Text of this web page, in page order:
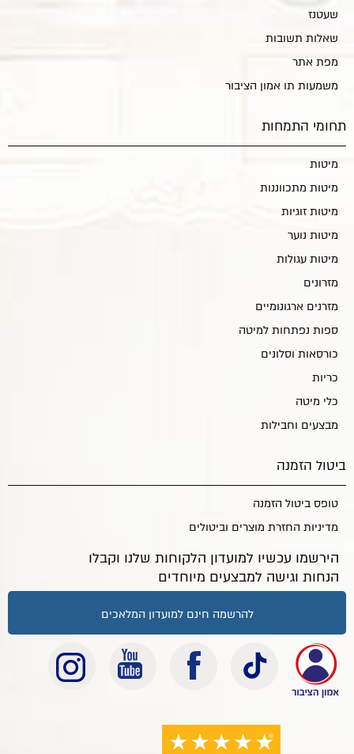
שעטנז
שאלות תשובות
מפת אתר
משמעות תו אמון הציבור
תחומי התמחות
מיטות
מיטות מתכווננות
מיטות זוגיות
מיטות נוער
מיטות עגולות
מזרונים
מזרנים ארגונומיים
ספות נפתחות למיטה
כורסאות וסלונים
כריות
כלי מיטה
מבצעים וחבילות
ביטול הזמנה
טופס ביטול הזמנה
מדיניות החזרת מוצרים וביטולים
הירשמו עכשיו למועדון הלקוחות שלנו וקבלו
הנחות וגישה למבצעים מיוחדים
להרשמה חינם למועדון המלאכים